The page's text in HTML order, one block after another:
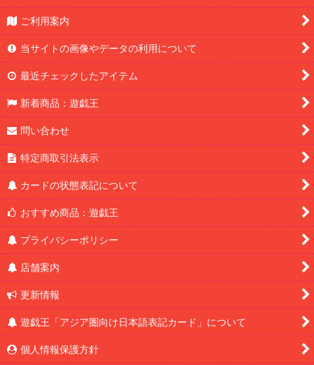
ご利用案内
当サイトの画像やデータの利用について
最近チェックしたアイテム
新着商品：遊戯王
問い合わせ
特定商取引法表示
カードの状態表記について
おすすめ商品：遊戯王
プライバシーポリシー
店舗案内
更新情報
遊戯王「アジア圏向け日本語表記カード」について
個人情報保護方針